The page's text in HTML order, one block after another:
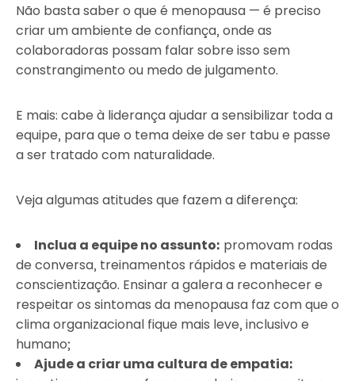
Não basta saber o que é menopausa — é preciso
criar um ambiente de confiança, onde as
colaboradoras possam falar sobre isso sem
constrangimento ou medo de julgamento.
E mais: cabe à liderança ajudar a sensibilizar toda a
equipe, para que o tema deixe de ser tabu e passe
a ser tratado com naturalidade.
Veja algumas atitudes que fazem a diferença:
Inclua a equipe no assunto: promovam rodas
de conversa, treinamentos rápidos e materiais de
conscientização. Ensinar a galera a reconhecer e
respeitar os sintomas da menopausa faz com que o
clima organizacional fique mais leve, inclusivo e
humano;
Ajude a criar uma cultura de empatia: